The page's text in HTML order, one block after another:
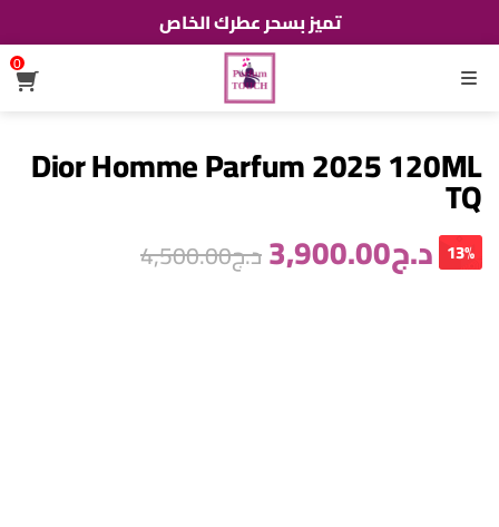
تميز بسحر عطرك الخاص
القائمة
0
Dior Homme Parfum 2025 120ML
TQ
د.ج3,900.00د.ج4,500.00 13%